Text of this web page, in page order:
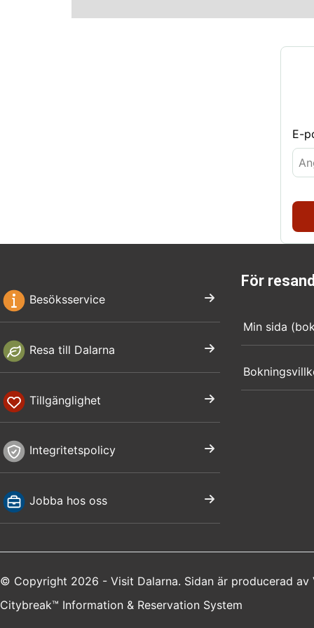
E-
Besöksservice
Resa till Dalarna
Tillgänglighet
Integritetspolicy
Jobba hos oss
För
Min sida
© Copyright 2026 - Visit Dalarna. Sidan är producerad av
Citybreak™ Information & Reservation System